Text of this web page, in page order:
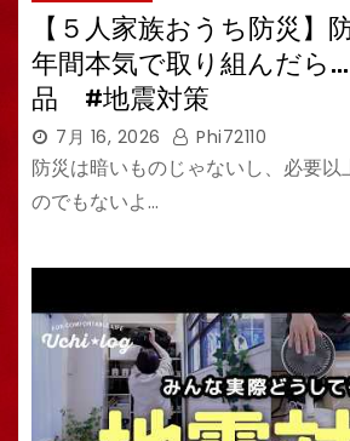
【５人家族おうち防災】
年間本気で取り組んだ
品 #地震対策
7月 16, 2026 Phi72110
防災は暗いものじゃないし、必要以
のでもないよ…